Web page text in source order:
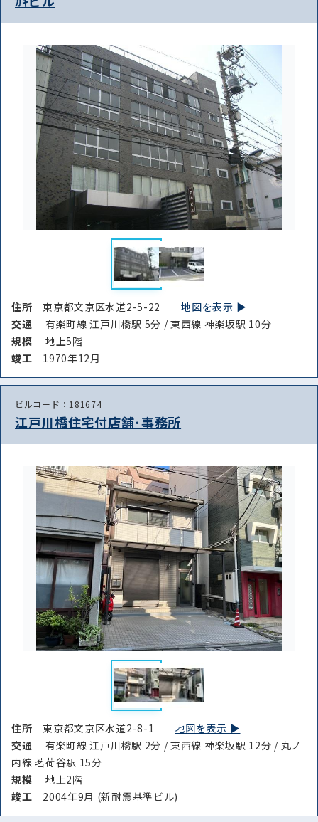
住所東京都文京区水道2-5-22地図を表示 ▶︎
交通
有楽町線 江戸川橋駅 5分 / 東西線 神楽坂駅 10分
規模
地上5階
竣⼯ 1970年12月
ビルコード：181674
江戸川橋住宅付店舗･事務所
住所東京都文京区水道2-8-1 地図を表示 ▶︎
交通
有楽町線 江戸川橋駅 2分 / 東西線 神楽坂駅 12分 / 丸ノ
内線 茗荷谷駅 15分
規模
地上2階
竣⼯ 2004年9月 (新耐震基準ビル)